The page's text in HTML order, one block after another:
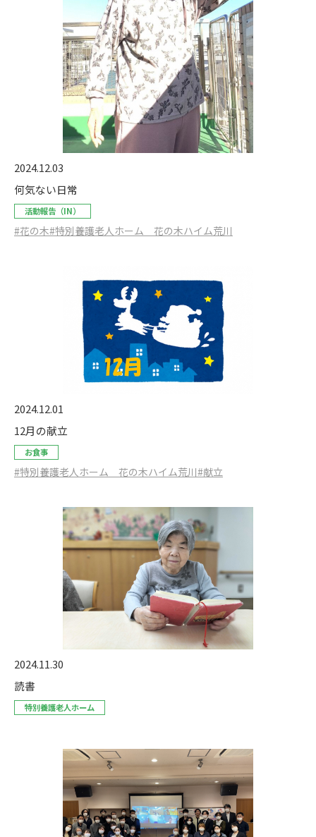
2024.12.03
何気ない日常
活動報告（IN）
#花の木#特別養護老人ホーム 花の木ハイム荒川
2024.12.01
12月の献立
お食事
#特別養護老人ホーム 花の木ハイム荒川#献立
2024.11.30
読書
特別養護老人ホーム